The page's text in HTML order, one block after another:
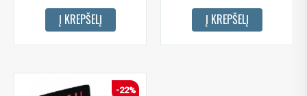
Į KREPŠELĮ Į KREPŠELĮ
-22%